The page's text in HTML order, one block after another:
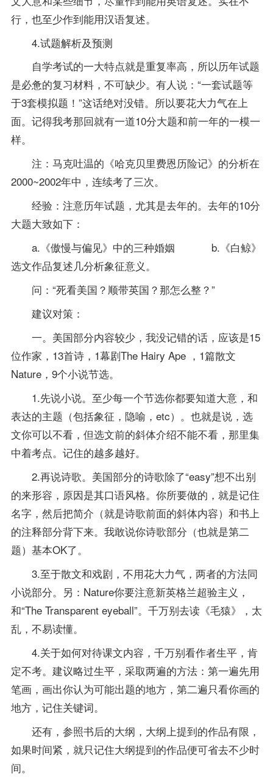
行，也至少作到能用汉语复述。
4.试题解析及预测
自学考试的一大特点就是重复率高，所以历年试题
是必惫的复习材料，不可缺少。有人说：“一套试题等
于3套模拟题！”这话绝对没错。所以要花大力气在上
面。记得我考那回就有一道10分大题和前一年的一模一
样。
注：马克吐温的《哈克贝里费恩历险记》的分析在
2000~2002年中，连续考了三次。
经验：注意历年试题，尤其是去年的。去年的10分
大题大致如下：
a.《傲慢与偏见》中的三种婚姻 b.《白鲸》
选文作品复述几分析象征意义。
问：“死看美国？顺带英国？那怎么整？”
建议对策：
一。美国部分内容较少，我没记错的话，应该是15
位作家，13首诗，1幕剧The Hairy Ape ，1篇散文
Nature，9个小说节选。
1.先说小说。至少每一个节选你都要知道大意，和
表达的主题（包括象征，隐喻，etc）。也就是说，选
文你可以不看，但选文前的斜体介绍不能不看，那里集
中着考点。记住的越多越好。
2.再说诗歌。美国部分的诗歌除了“easy”想不出别
的来形容，原因是其口语风格。你所要做的，就是记住
名字，然后把简介（就是诗歌前面的斜体内容）和书上
的注释部分背下来。我敢说你诗歌部分（也就是第二
题）基本OK了。
3.至于散文和戏剧，不用花大力气，两者的方法同
小说部分。另：Nature你要注意新英格兰超验主义，
和“The Transparent eyeball”。千万别去读《毛猿》，太
乱，不易读懂。
4.关于如何对待课文内容，千万别看作者生平，肯
定不考。建议略过生平，采取两遍的方法：第一遍先用
笔画，画出你认为可能出题的地方，第二遍只看你画的
地方，记住关键词。
还有，参照书后的大纲，大纲上提到的作品有限，
如果时间紧，就只记住大纲提到的作品便可省去不少时
间。